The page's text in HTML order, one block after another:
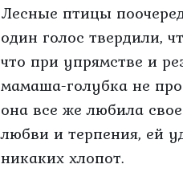
Лесные птицы
один голос твердили,
что при упрямстве и
мамаша-голубка не
она все же любила
любви и терпения, ей
никаких хлопот.